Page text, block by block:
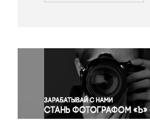
Окружающая среда
Политика
Правосудие
Происшествия и конфликты
Религия